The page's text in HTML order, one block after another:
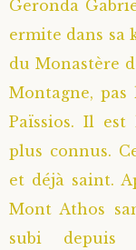
Geronda
ermite dans sa
du Monastère
Montagne,
Païssios. Il est
plus connus.
et déjà saint.
Mont Athos
subi depuis